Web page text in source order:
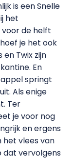
is een Snelle
het
de helft
je het ook
Twix zijn
En
springt
Als enige
Ter
je voor nog
en ergens
vlees van
dat vervolgens